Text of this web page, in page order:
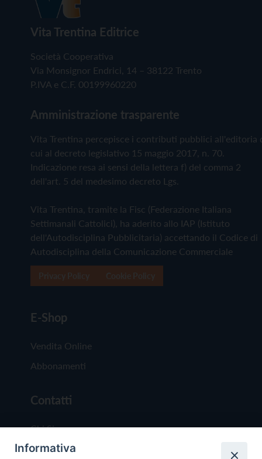
Vita Trentina Editrice
Società Cooperativa
Via Monsignor Endrici, 14 – 38122 Trento
P.IVA e C.F. 00199960220
Amministrazione trasparente
Vita Trentina percepisce i contributi pubblici all'editoria
cui al decreto legislativo 15 maggio 2017, n. 70.
Indicazione resa ai sensi della lettera f) del comma 2
dell'art. 5 del medesimo decreto Lgs.
Vita Trentina, tramite la Fisc (Federazione Italiana
Settimanali Cattolici), ha aderito allo IAP (Istituto
dell'Autodisciplina Pubblicitaria) accettando il Codice di
Autodisciplina della Comunicazione Commerciale
E-Shop
Vendita Online
Abbonamenti
Contatti
Chi Siamo
Redazione
Informativa